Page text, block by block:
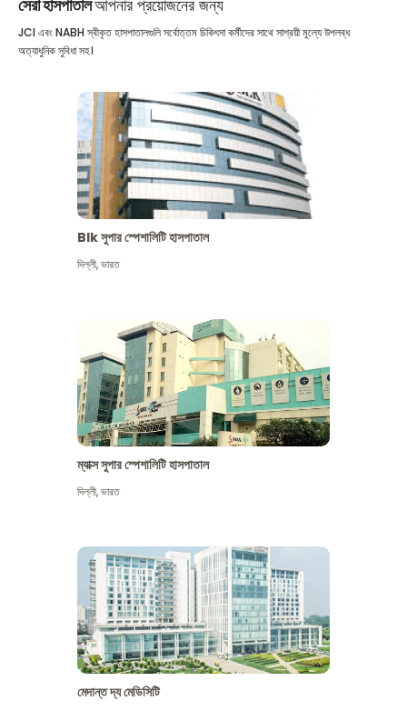
সেরা হাসপাতালআপনার প্রয়োজনের জন্য
JCI এবং NABH স্বীকৃত হাসপাতালগুলি সর্বোত্তম চিকিৎসা কর্মীদের সাথে সাশ্রয়ী মূল্যে উপলব্ধ
অত্যাধুনিক সুবিধা সহ।
Blk সুপার স্পেশালিটি হাসপাতাল
দিল্লী,ভারত
ম্যাক্স সুপার স্পেশালিটি হাসপাতাল
দিল্লী,ভারত
মেদান্ত দ্য মেডিসিটি